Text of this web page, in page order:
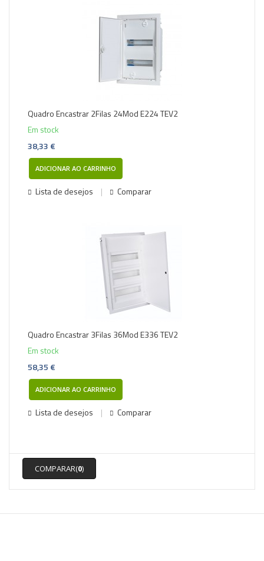
Quadro Encastrar 2Filas 24Mod E224 TEV2
Em stock
38,33 €
ADICIONAR AO CARRINHO
Lista de desejos Comparar
Quadro Encastrar 3Filas 36Mod E336 TEV2
Em stock
58,35 €
ADICIONAR AO CARRINHO
Lista de desejos Comparar
COMPARAR(0)